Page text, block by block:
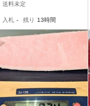
ック入り（サクにカット
送料未定
入札 - 残り 13時間